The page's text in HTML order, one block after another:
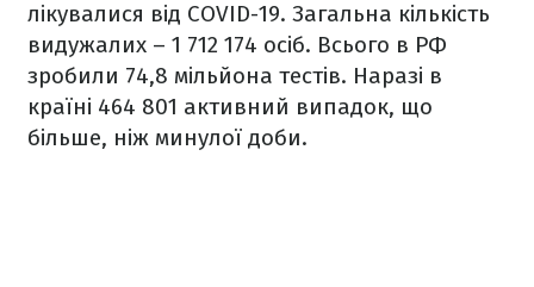
лікувалися від COVID-19. Загальна кількість
видужалих – 1 712 174 осіб. Всього в РФ
зробили 74,8 мільйона тестів. Наразі в
країні 464 801 активний випадок, що
більше, ніж минулої доби.